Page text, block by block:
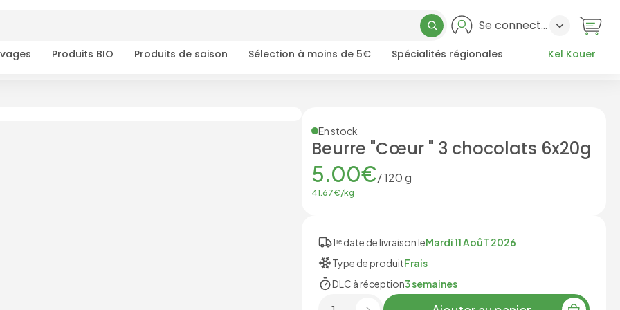
Se connecter
Produits BIO Produits de saison Sélection à moins de 5€
Spécialités régionales
Kel Kouer
En stock
Beurre "Cœur " 3 chocolats 6x20g
5.00€/120g
41.67€/kg
1ʳᵉ date de livraison leMardi 11 AoûT 2026
Type de produitFrais
DLC à réception3 semaines